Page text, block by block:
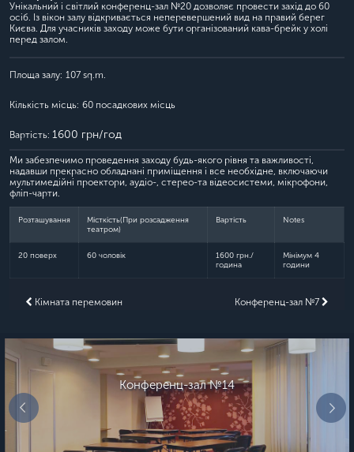
Унікальний і світлий конференц-зал №20 дозволяє провести захід до 60
осіб. Із вікон залу відкривається неперевершений вид на правий берег
Києва. Для учасників заходу може бути організований кава-брейк у холі
перед залом.
Площа залу: 107 sq.m.
Кількість місць: 60 посадкових місць
Вартість: 1600 грн/год
Ми забезпечимо проведення заходу будь-якого рівня та важливості,
надавши прекрасно обладнані приміщення і все необхідне, включаючи
мультимедійні проектори, аудіо-, стерео-та відеосистеми, мікрофони,
фліп-чарти.
Розташування
Місткість(При розсадження
театром)
Вартість Notes
20 поверх 60 чоловік
1600 грн./
година
Мінімум 4
години
Кімната перемовин Конференц-зал №7
Конференц-зал №14